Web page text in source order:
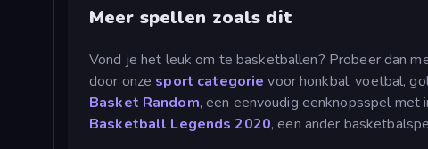
Meer spellen zoals dit
Vond je het leuk om te basketballen? Probeer dan
door onze sport categorie voor honkbal, voetbal,
Basket Random, een eenvoudig eenknopsspel met
Basketball Legends 2020, een ander